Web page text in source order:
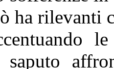
ha rilevanti
saputo